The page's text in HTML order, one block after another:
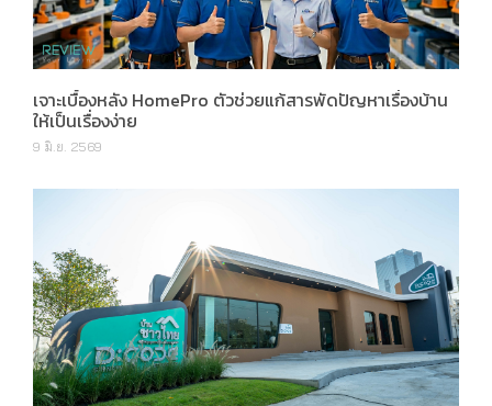
เจาะเบื้องหลัง HomePro ตัวช่วยแก้สารพัดปัญหาเรื่องบ้าน
ให้เป็นเรื่องง่าย
9 มิ.ย. 2569